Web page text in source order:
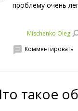
проблему очень
Mischenko Oleg
Комментировать
такое